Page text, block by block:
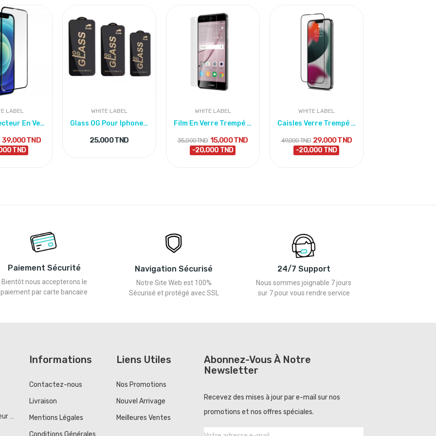
LABEL
Film Protecteur En Verre Trempé IPhone 16 – ESD...
39,000 TND
TND
WHITE LABEL
Glass OG Pour Iphone 13/13 Pro
25,000 TND
WHITE LABEL
Film En Verre Trempé Super Glass Pour Huawei Y7...
35,000 TND 15,000 TND
-20,000 TND
WHITE LABEL
Caisles Verre Trempé 5D Noir – iPhone 13 Pro Max
49,000 TND 29,000 TND
-20,000 TND
Paiement Sécurité
Bientôt nous accepterons le
paiement par carte bancaire
Navigation Sécurisé
Notre Site Web est 100%
Sécurisé et protégé avec SSL
24/7 Support
Nous sommes joignable 7 jours
sur 7 pour vous rendre service
...
Informations
Contactez-nous
Livraison
Mentions Légales
Liens Utiles
Nos Promotions
Nouvel Arrivage
Meilleures Ventes
Abonnez-Vous À Notre
Newsletter
Recevez des mises à jour par e-mail sur nos
promotions et nos offres spéciales.